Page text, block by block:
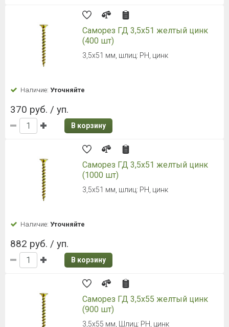
Саморез ГД 3,5х51 желтый цинк
(400 шт)
3,5х51 мм, шлиц: PH, цинк
Наличие: Уточняйте
370 руб. / уп.
В корзину
Саморез ГД 3,5х51 желтый цинк
(1000 шт)
3,5х51 мм, шлиц: PH, цинк
Наличие: Уточняйте
882 руб. / уп.
В корзину
Саморез ГД 3,5х55 желтый цинк
(900 шт)
3,5х55 мм, Шлиц: PH, цинк